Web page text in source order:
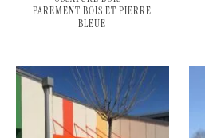
PAREMENT BOIS ET PIERRE
BLEUE